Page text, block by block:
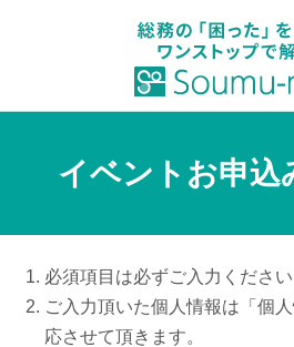
イベントお申込
必須項目は必ずご入力ください
ご入力頂いた個人情報は「 個
応させて頂きます。